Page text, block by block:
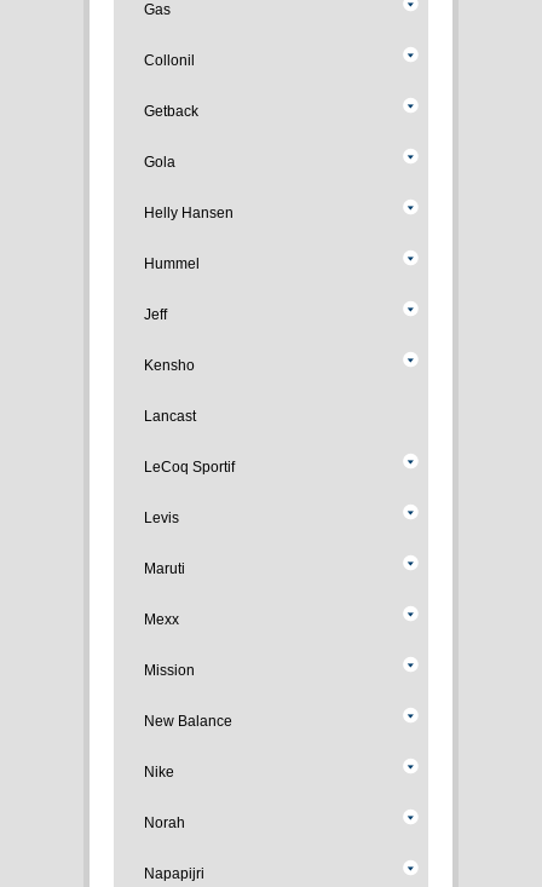
Gas
Collonil
Getback
Gola
Helly Hansen
Hummel
Jeff
Kensho
Lancast
LeCoq Sportif
Levis
Maruti
Mexx
Mission
New Balance
Nike
Norah
Napapijri